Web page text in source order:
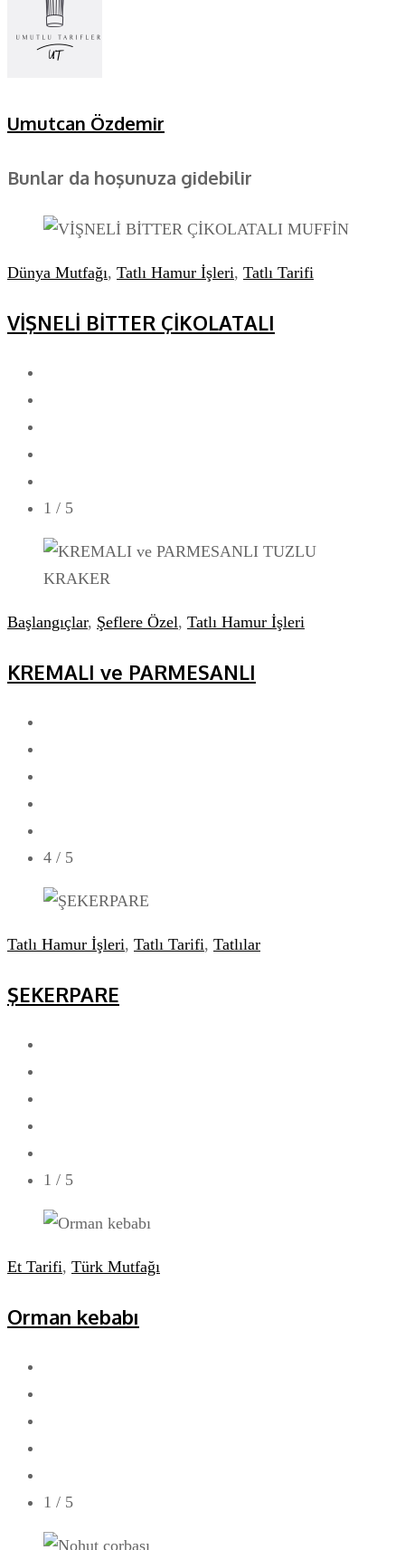
Umutcan Özdemir
Bunlar da hoşunuza gidebilir
Dünya Mutfağı, Tatlı Hamur İşleri, Tatlı Tarifi
VİŞNELİ BİTTER ÇİKOLATALI
1 / 5
Başlangıçlar, Şeflere Özel, Tatlı Hamur İşleri
KREMALI ve PARMESANLI
4 / 5
Tatlı Hamur İşleri, Tatlı Tarifi, Tatlılar
ŞEKERPARE
1 / 5
Et Tarifi, Türk Mutfağı
Orman kebabı
1 / 5